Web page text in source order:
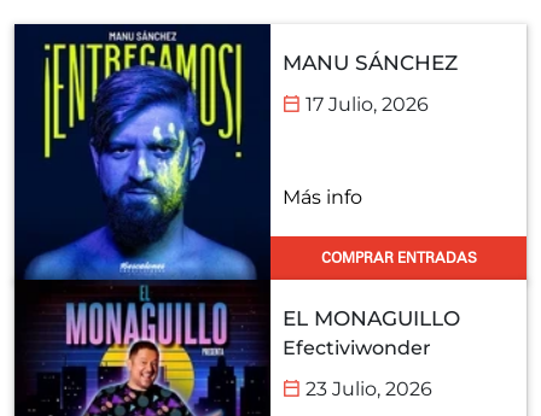
MANU SÁNCHEZ
17 Julio, 2026
Más info
COMPRAR ENTRADAS
EL MONAGUILLO
Efectiviwonder
23 Julio, 2026